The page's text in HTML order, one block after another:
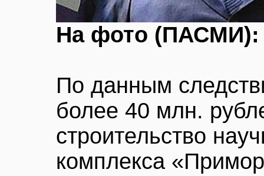
На фото (ПАСМИ):
По данным
более 40 млн.
строительство
комплекса